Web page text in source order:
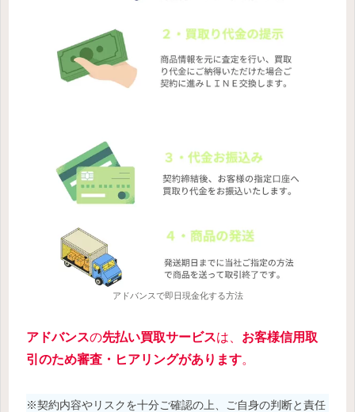
アドバンスで即日現金化する方法
アドバンスの先払い買取サービスは、 お客様信用取
引のため審査・ヒアリングがあります。
※契約内容やリスクを十分ご確認の上、ご自身の判断と責任